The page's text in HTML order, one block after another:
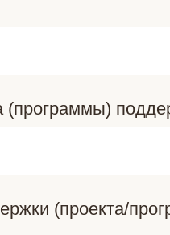
(программы)
(проекта/